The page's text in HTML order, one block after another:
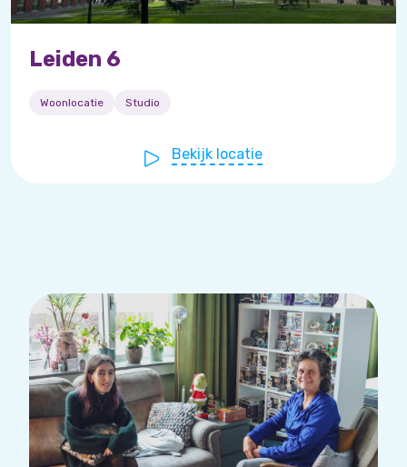
Leiden 6
Woonlocatie Studio
Bekijk locatie